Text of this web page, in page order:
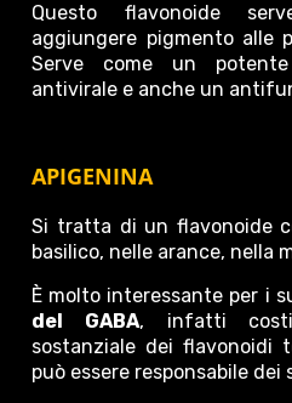
Questo flavonoide
aggiungere pigmento alle
Serve come un
antivirale e anche un
APIGENINA
Si tratta di un flavonoide
basilico, nelle arance, nella
È molto interessante per i
del GABA, infatti
sostanziale dei flavonoidi
può essere responsabile